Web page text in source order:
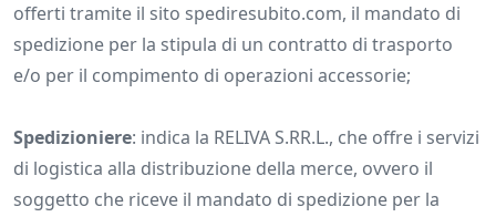
offerti tramite il sito spediresubito.com, il mandato di
spedizione per la stipula di un contratto di trasporto
e/o per il compimento di operazioni accessorie;
Spedizioniere: indica la RELIVA S.RR.L., che offre i servizi
di logistica alla distribuzione della merce, ovvero il
soggetto che riceve il mandato di spedizione per la